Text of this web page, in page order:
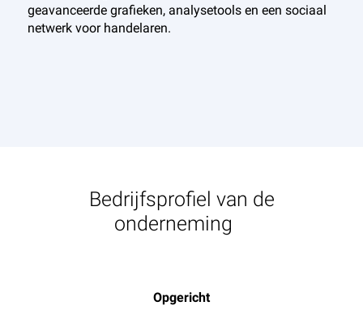
geavanceerde grafieken, analysetools en een sociaal
netwerk voor handelaren.
Bedrijfsprofiel van de
onderneming
Opgericht